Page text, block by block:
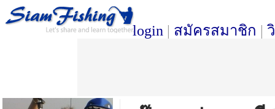
login | สมัครสมาชิก |